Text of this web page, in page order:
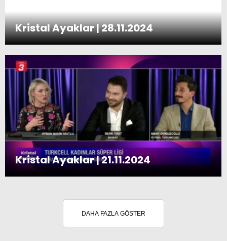
Kristal Ayaklar | 28.11.2024
Kristal Ayaklar | 21.11.2024
DAHA FAZLA GÖSTER